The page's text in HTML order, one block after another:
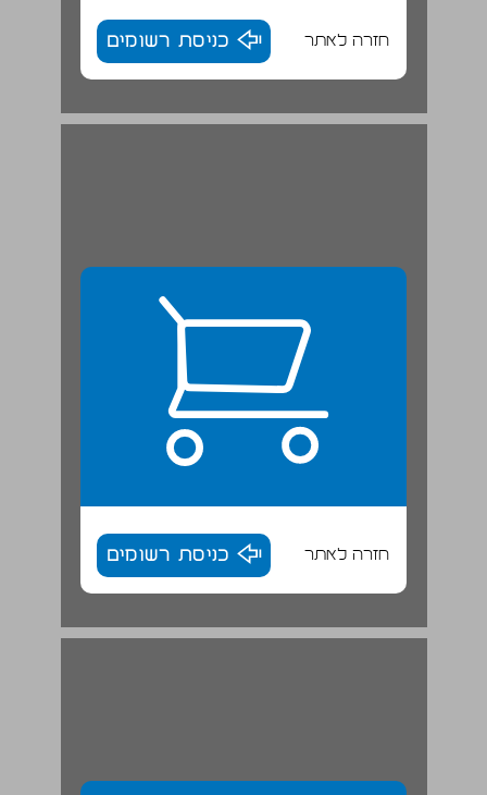
חזרה לאתר כניסת רשומים
חזרה לאתר כניסת רשומים